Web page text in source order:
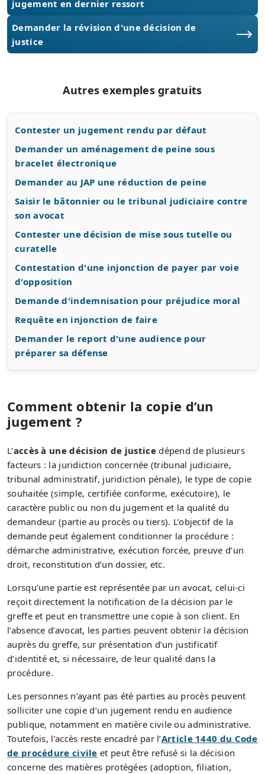
jugement en dernier ressort
Demander la révision d'une décision de
justice
Autres exemples gratuits
Contester un jugement rendu par défaut
Demander un aménagement de peine sous
bracelet électronique
Demander au JAP une réduction de peine
Saisir le bâtonnier ou le tribunal judiciaire contre
son avocat
Contester une décision de mise sous tutelle ou
curatelle
Contestation d'une injonction de payer par voie
d'opposition
Demande d'indemnisation pour préjudice moral
Requête en injonction de faire
Demander le report d'une audience pour
préparer sa défense
Comment obtenir la copie d’un
jugement ?
L’accès à une décision de justicedépend de plusieurs
facteurs : la juridiction concernée (tribunal judiciaire,
tribunal administratif, juridiction pénale), le type de copie
souhaitée (simple, certifiée conforme, exécutoire), le
caractère public ou non du jugement et la qualité du
demandeur (partie au procès ou tiers). L’objectif de la
demande peut également conditionner la procédure :
démarche administrative, exécution forcée, preuve d’un
droit, reconstitution d’un dossier, etc.
Lorsqu’une partie est représentée par un avocat, celui-ci
reçoit directement la notification de la décision par le
greffe et peut en transmettre une copie à son client. En
l’absence d’avocat, les parties peuvent obtenir la décision
auprès du greffe, sur présentation d’un justificatif
d’identité et, si nécessaire, de leur qualité dans la
procédure.
Les personnes n’ayant pas été parties au procès peuvent
solliciter une copie d’un jugement rendu en audience
publique, notamment en matière civile ou administrative.
Toutefois, l’accès reste encadré par l’Article 1440 du Code
de procédure civile et peut être refusé si la décision
concerne des matières protégées (adoption, filiation,